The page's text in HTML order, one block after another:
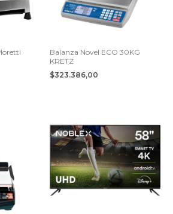
Balanza Novel ECO 30KG
KRETZ
$323.386,00